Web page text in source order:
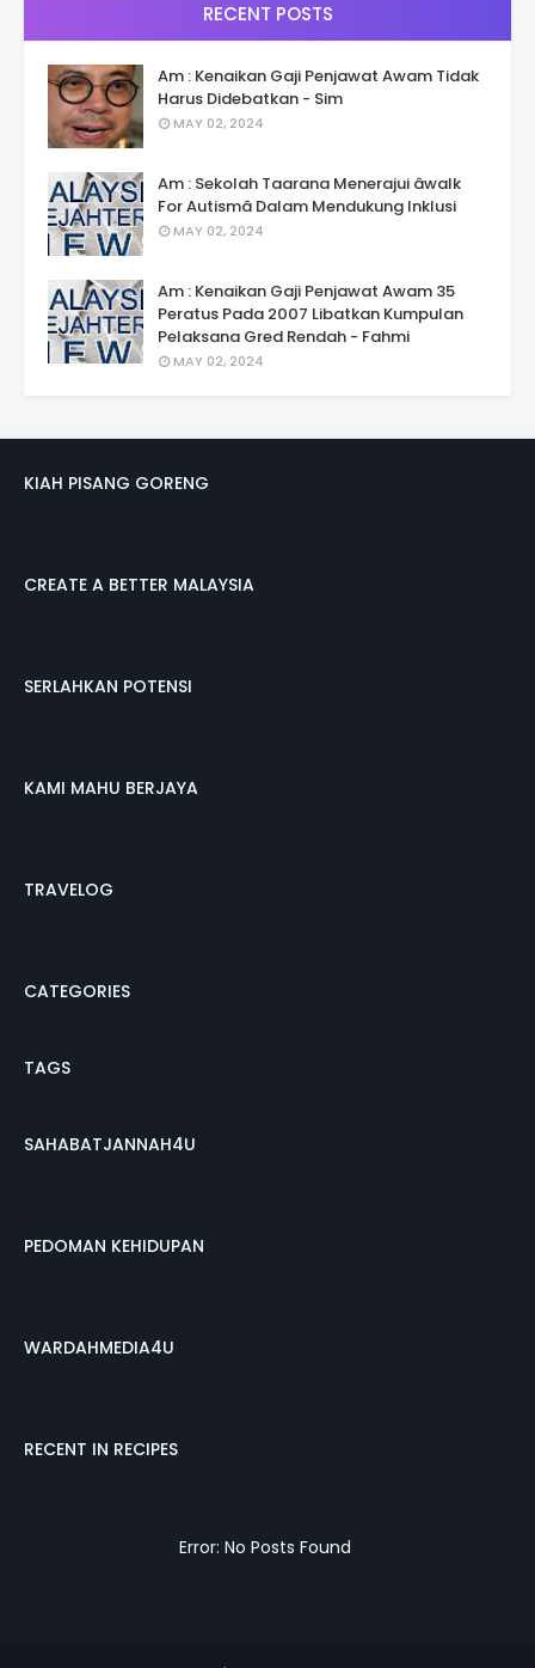
RECENT POSTS
Am : Kenaikan Gaji Penjawat Awam Tidak
Harus Didebatkan - Sim
MAY 02, 2024
Am : Sekolah Taarana Menerajui âwalk
For Autismâ Dalam Mendukung Inklusi
MAY 02, 2024
Am : Kenaikan Gaji Penjawat Awam 35
Peratus Pada 2007 Libatkan Kumpulan
Pelaksana Gred Rendah - Fahmi
MAY 02, 2024
KIAH PISANG GORENG
CREATE A BETTER MALAYSIA
SERLAHKAN POTENSI
KAMI MAHU BERJAYA
TRAVELOG
CATEGORIES
TAGS
SAHABATJANNAH4U
PEDOMAN KEHIDUPAN
WARDAHMEDIA4U
RECENT IN RECIPES
Error: No Posts Found